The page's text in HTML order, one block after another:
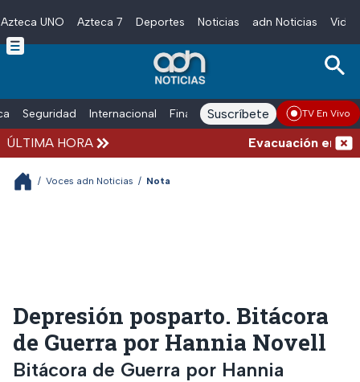
Skip to main content
Azteca UNO Azteca 7 Deportes Noticias adn Noticias
Seguridad Internacional Finanzas adn Noticias Radio
Suscríbete TV En Vivo
ÚLTIMA HORA Evacuación en la
/ Voces adn Noticias / Nota
Depresión posparto. Bitácora
de Guerra por Hannia Novell
Bitácora de Guerra por Hannia